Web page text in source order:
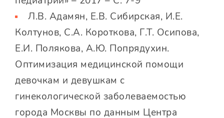
Л.В. Адамян, Е.В. Сибирская, И.Е.
Колтунов, С.А. Короткова, Г.Т. Осипова,
Е.И. Полякова, А.Ю. Попрядухин.
Оптимизация медицинской помощи
девочкам и девушкам с
гинекологической заболеваемостью
города Москвы по данным Центра